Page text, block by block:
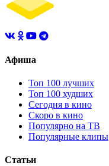
Афиша
Топ 100 лучших
Топ 100 худших
Сегодня в кино
Скоро в кино
Популярно на ТВ
Популярные клипы
Статьи